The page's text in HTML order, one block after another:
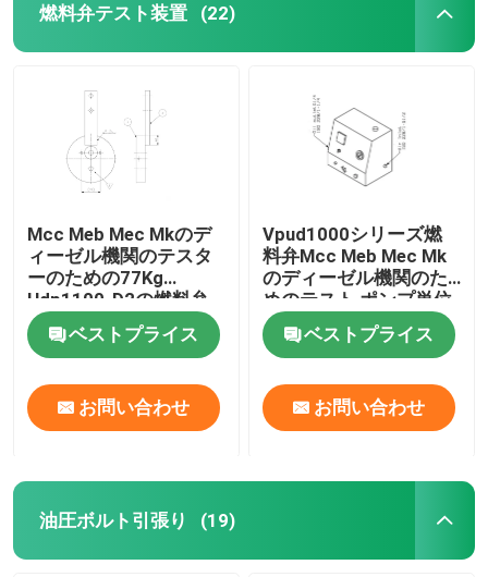
燃料弁テスト装置 (22)
Mcc Meb Mec Mkのデ
ィーゼル機関のテスタ
ーのための77Kg
Hdp1100-D2の燃料弁
テスト装置
ベストプライス
お問い合わせ
Vpud1000シリーズ燃
料弁Mcc Meb Mec Mk
のディーゼル機関のた
めのテスト ポンプ単位
ベストプライス
お問い合わせ
油圧ボルト引張り (19)